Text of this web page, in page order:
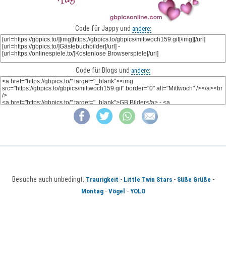
Code für Jappy und andere:
Code für Blogs und andere:
Besuche auch unbedingt: Traurigkeit - Little Twin Stars- Süße Grüße -
Montag- Vögel - YOLO